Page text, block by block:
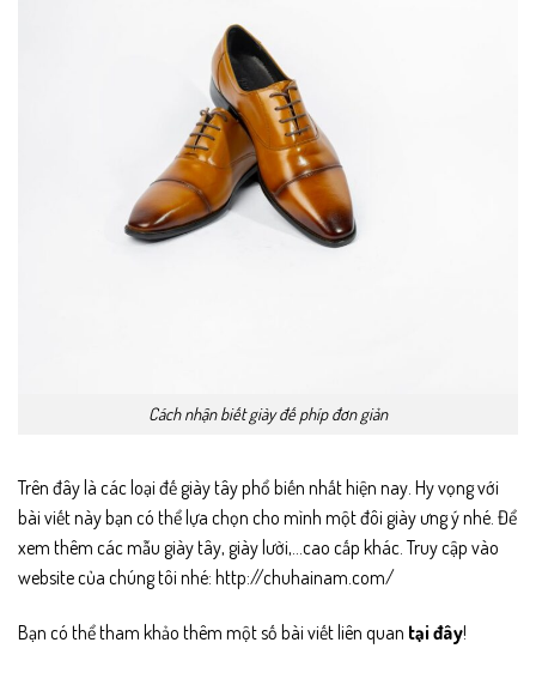
Cách nhận biết giày đế phíp đơn giản
Trên đây là các loại đế giày tây phổ biến nhất hiện nay. Hy vọng với
bài viết này bạn có thể lựa chọn cho mình một đôi giày ưng ý nhé. Để
xem thêm các mẫu giày tây, giày lười,…cao cấp khác. Truy cập vào
website của chúng tôi nhé: http://chuhainam.com/
Bạn có thể tham khảo thêm một số bài viết liên quan tại đây!